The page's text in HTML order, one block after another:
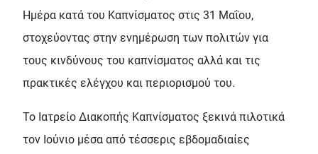
Ημέρα κατά του Καπνίσματος στις 31 Μαΐου,
στοχεύοντας στην ενημέρωση των πολιτών για
τους κινδύνους του καπνίσματος αλλά και τις
πρακτικές ελέγχου και περιορισμού του.
Το Ιατρείο Διακοπής Καπνίσματος ξεκινά πιλοτικά
τον Ιούνιο μέσα από τέσσερις εβδομαδιαίες